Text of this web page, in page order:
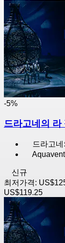
-5%
드라고네의
드라고
신규
최저가격:
US$119.25